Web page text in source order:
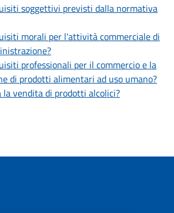
soggettivi previsti dalla normativa
morali per l'attività commerciale di
professionali per il commercio e la
di prodotti alimentari ad uso umano?
la vendita di prodotti alcolici?